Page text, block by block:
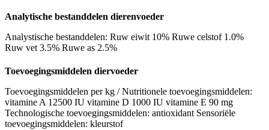
Analytische bestanddelen dierenvoeder
Analystische bestanddelen: Ruw eiwit 10% Ruwe celstof 1.0%
Ruw vet 3.5% Ruwe as 2.5%
Toevoegingsmiddelen diervoeder
Toevoegingsmiddelen per kg / Nutritionele toevoegingsmiddelen:
vitamine A 12500 IU vitamine D 1000 IU vitamine E 90 mg
Technologische toevoegingsmiddelen: antioxidant Sensoriële
toevoegingsmiddelen: kleurstof